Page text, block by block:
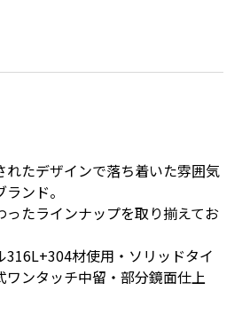
れたデザインで落ち着いた雰囲気
ンド。
ったラインナップを取り揃えてお
316L+304材使用・ソリッドタイ
ワンタッチ中留・部分鏡面仕上